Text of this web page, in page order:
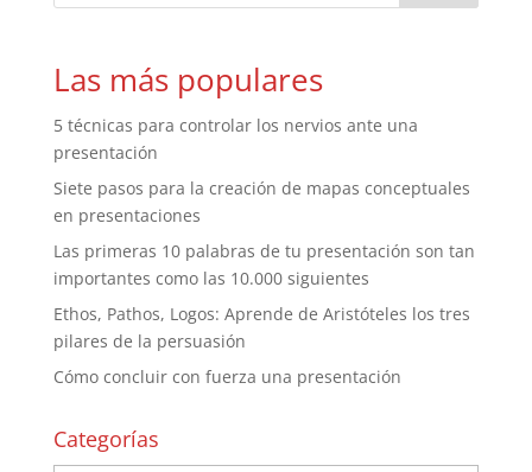
Las más populares
5 técnicas para controlar los nervios ante una
presentación
Siete pasos para la creación de mapas conceptuales
en presentaciones
Las primeras 10 palabras de tu presentación son tan
importantes como las 10.000 siguientes
Ethos, Pathos, Logos: Aprende de Aristóteles los tres
pilares de la persuasión
Cómo concluir con fuerza una presentación
Categorías